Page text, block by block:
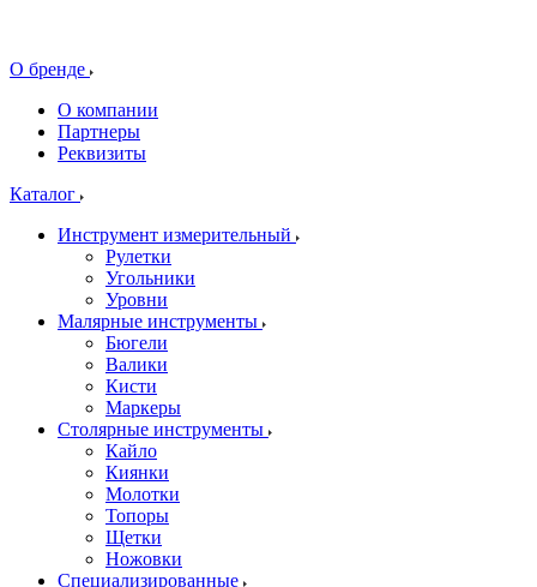
О бренде
О компании
Партнеры
Реквизиты
Каталог
Инструмент измерительный
Рулетки
Угольники
Уровни
Малярные инструменты
Бюгели
Валики
Кисти
Маркеры
Столярные инструменты
Кайло
Киянки
Молотки
Топоры
Щетки
Ножовки
Специализированные